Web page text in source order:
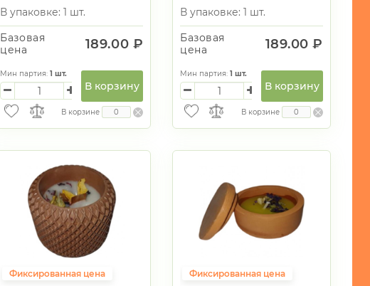
В упаковке: 1 шт.
Базовая
цена
189.00 ₽
Мин партия:1 шт.
В корзину
В корзине
В упаковке: 1 шт.
Базовая
цена
189.00 ₽
Мин партия:1 шт.
В корзину
В корзине
Фиксированная цена Фиксированная цена